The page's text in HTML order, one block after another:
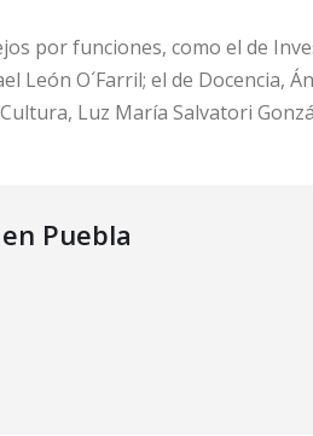
por funciones, como el de
León O´Farril; el de Docencia,
Luz María Salvatori
Puebla